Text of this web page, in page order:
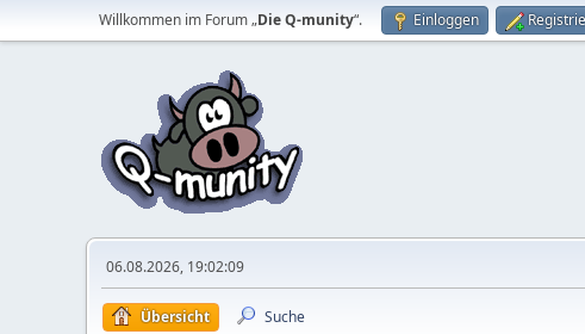
Willkommen im Forum „Die Q-munity“. Einloggen
06.08.2026, 19:02:09
Übersicht Suche